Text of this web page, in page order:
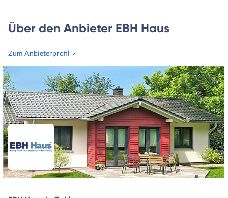
Über den Anbieter EBH Haus
Zum Anbieterprofil